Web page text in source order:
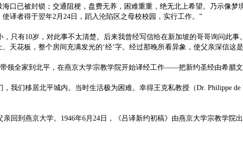
口已被封锁；交通阻梗，盘费无养，困难重重，绝无北上希望。乃示像
译者得于翌年2月24日，蹈入沦陷区之母校校园，实行工作。”
只有10岁，对此事不太清楚。后来我曾经写信给在新加坡的哥哥询问此事
天花板，整个房间充满发光的‘经’字。经过那晚所看异象，使父亲深信这
领全家到北平，在燕京大学宗教学院开始译经工作——把新约圣经由希腊
我们移居北平城内。当时生活极为困难。幸得王克私教授（Dr. Philippe
回到燕京大学。1946年6月24日，《吕译新约初稿》由燕京大学宗教学院